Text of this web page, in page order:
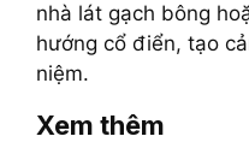
nhà lát gạch bông
hướng cổ điển, tạo
niệm.
Xem thêm